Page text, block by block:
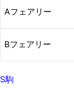
Aフェアリー
Bフェアリー
S駒